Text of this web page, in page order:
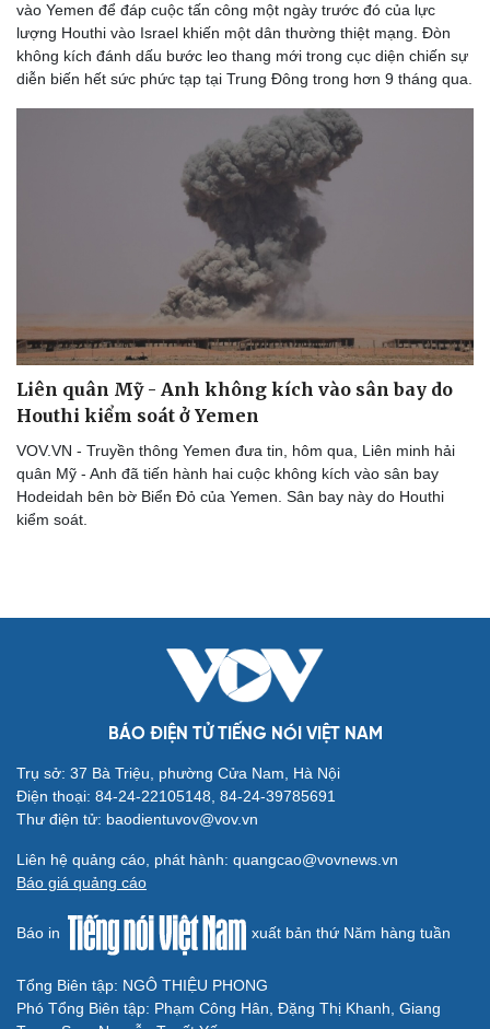
Podcast
Câu chuyện thời sự
Đọc truyện đêm khuya
Cửa sổ tình yêu
Kể chuyện cho bé
Hạt giống tâm hồn
Cải chính
vào Yemen để đáp cuộc tấn công một ngày trước đó của lực
lượng Houthi vào Israel khiến một dân thường thiệt mạng. Đòn
không kích đánh dấu bước leo thang mới trong cục diện chiến sự
diễn biến hết sức phức tạp tại Trung Đông trong hơn 9 tháng qua.
Liên quân Mỹ - Anh không kích vào sân bay do
Houthi kiểm soát ở Yemen
VOV.VN - Truyền thông Yemen đưa tin, hôm qua, Liên minh hải
quân Mỹ - Anh đã tiến hành hai cuộc không kích vào sân bay
Hodeidah bên bờ Biển Đỏ của Yemen. Sân bay này do Houthi
kiểm soát.
BÁO ĐIỆN TỬ TIẾNG NÓI VIỆT NAM
Trụ sở: 37 Bà Triệu, phường Cửa Nam, Hà Nội
Điện thoại: 84-24-22105148, 84-24-39785691
Thư điện tử: baodientuvov@vov.vn
Liên hệ quảng cáo, phát hành: quangcao@vovnews.vn
Báo giá quảng cáo
Báo in xuất bản thứ Năm hàng tuần
Tổng Biên tập: NGÔ THIỆU PHONG
Phó Tổng Biên tập: Phạm Công Hân, Đặng Thị Khanh, Giang